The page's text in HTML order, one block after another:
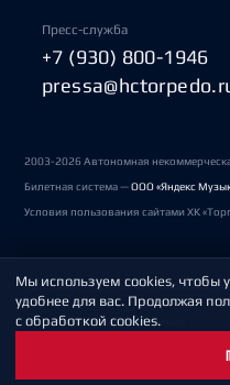
Пресс-служба
+7 (930) 800-1946
2003-2026 Автономная
Билетная система —ООО «Яндекс
Условия пользования сайтами ХК
Политика обработки персональных
Пользовательское соглашение
Мы используем cookies, чтобы
удобнее для вас. Продолжая
с обработкой cookies.